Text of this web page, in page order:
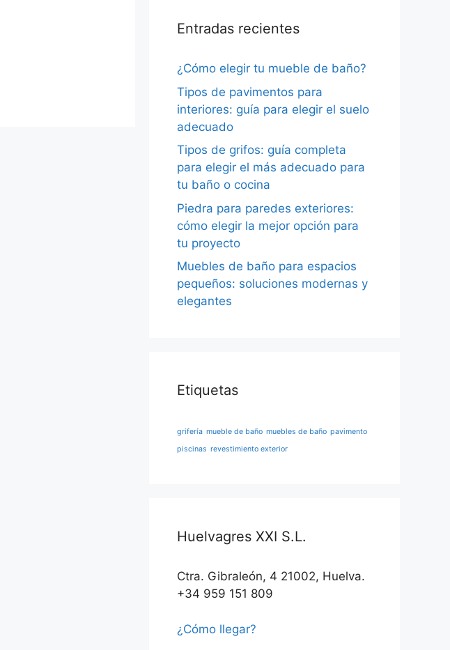
Entradas recientes
¿Cómo elegir tu mueble de baño?
Tipos de pavimentos para
interiores: guía para elegir el suelo
adecuado
Tipos de grifos: guía completa
para elegir el más adecuado para
tu baño o cocina
Piedra para paredes exteriores:
cómo elegir la mejor opción para
tu proyecto
Muebles de baño para espacios
pequeños: soluciones modernas y
elegantes
Etiquetas
grifería mueble de baño muebles de baño pavimento
piscinas revestimiento exterior
Huelvagres XXI S.L.
Ctra. Gibraleón, 4 21002, Huelva.
+34 959 151 809
¿Cómo llegar?